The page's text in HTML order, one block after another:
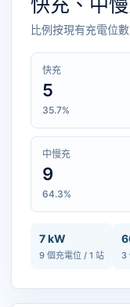
快充、中
比例按現有充電位
快充
5
35.7%
中慢充
9
64.3%
7 kW
9 個充電位 / 1 站 3